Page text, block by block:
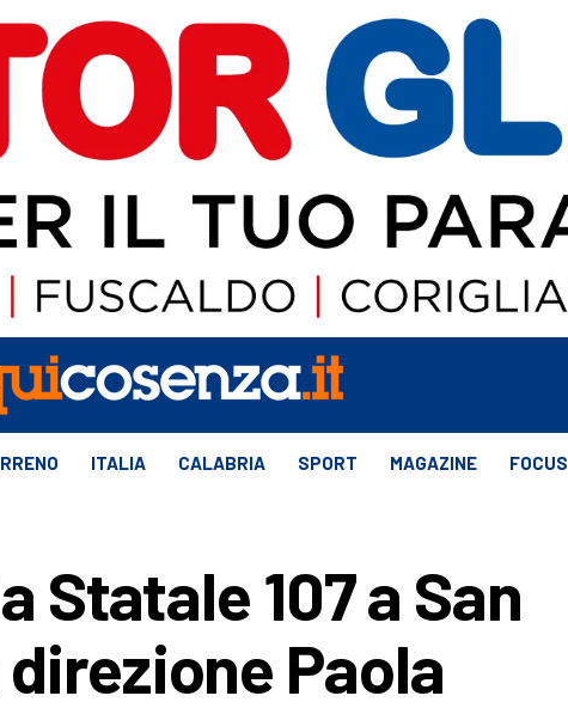
ITALIA CALABRIA SPORT MAGAZINE FOCUS
Statale 107 a San
Paola